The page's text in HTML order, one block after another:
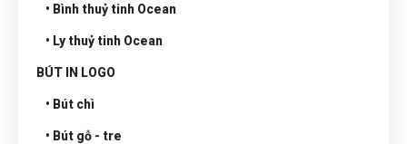
• Bình thuỷ tinh Ocean
• Ly thuỷ tinh Ocean
BÚT IN LOGO
• Bút chì
• Bút gỗ - tre